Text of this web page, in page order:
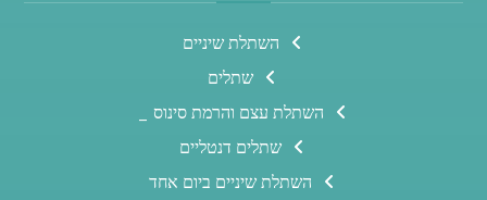
השתלת שיניים
שתלים
השתלת עצם והרמת סינוס _
שתלים דנטליים
השתלת שיניים ביום אחד